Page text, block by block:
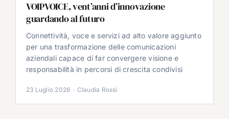
VOIPVOICE, vent’anni d’innovazione
guardando al futuro
Connettività, voce e servizi ad alto valore aggiunto
per una trasformazione delle comunicazioni
aziendali capace di far convergere visione e
responsabilità in percorsi di crescita condivisi
23 Luglio 2026 · Claudia Rossi